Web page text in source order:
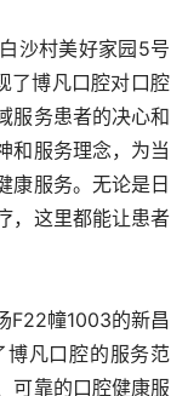
沙村美好家园5号
了博凡口腔对口腔
服务患者的决心和
和服务理念，为当
康服务。无论是日
，这里都能让患者
F22幢1003的新昌
博凡口腔的服务范
可靠的口腔健康服